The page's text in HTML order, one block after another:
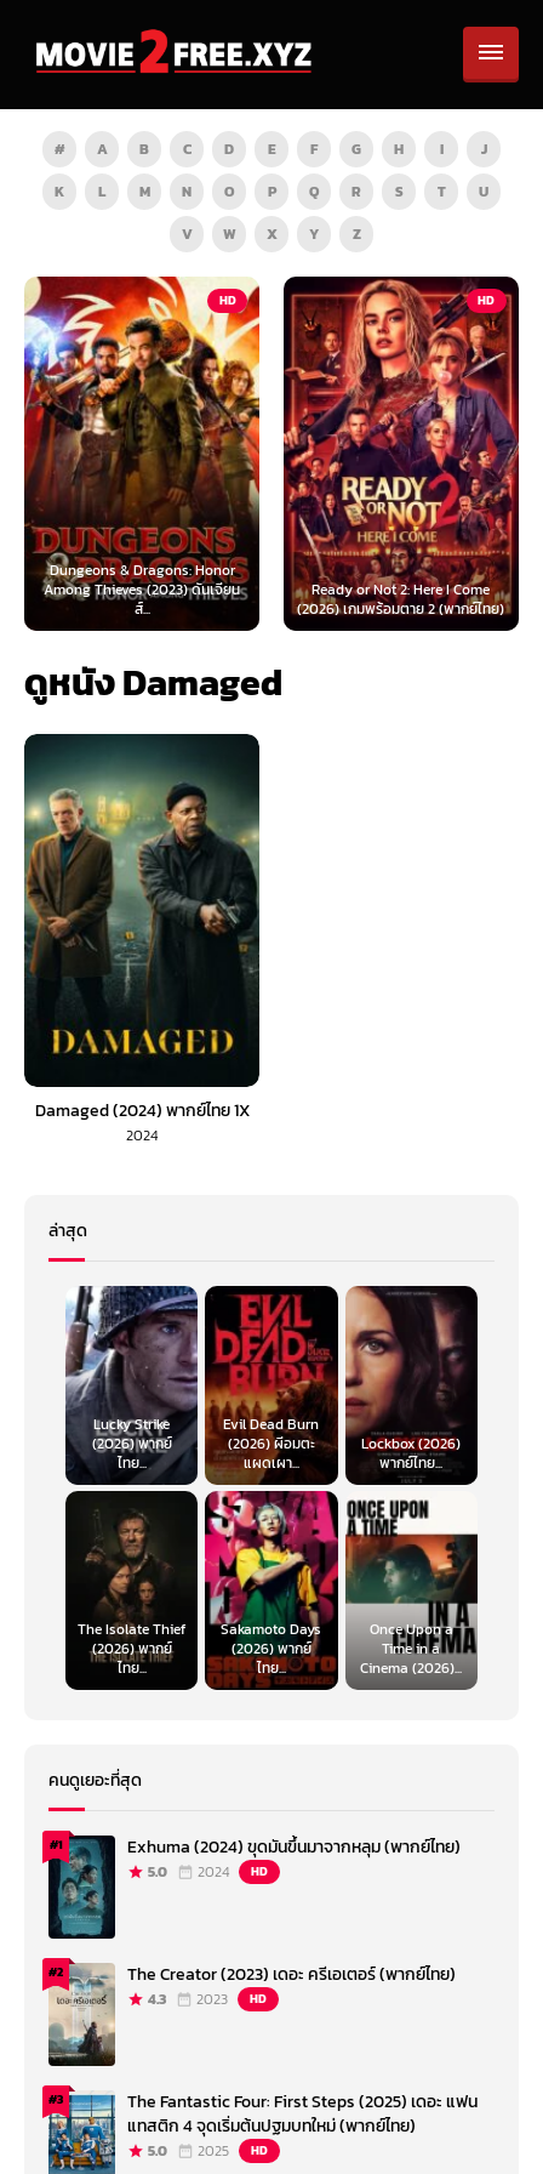
# A B C D E F G H I
J
K
L M N O P Q R S T
U
V
W X Y Z
HD
Dragons: Honor
(2023) ดันเจียน
HD
Ready or Not 2: Here I Come
(2026) เกมพร้อมตาย 2 (พากย์ไทย)
Now You See
(2025) อาช
ดูหนัง Damaged
Damaged (2024) พากย์ไทย 1X
2024
ล่าสุด
Lucky Strike
(2026) พากย์
ไทย...
Evil Dead Burn
(2026) ผีอมตะ
แผดเผา...
Lockbox (2026)
พากย์ไทย...
The Isolate Thief
(2026) พากย์
ไทย...
Sakamoto Days
(2026) พากย์
ไทย...
Once Upon a
Time in a
Cinema (2026)...
คนดูเยอะที่สุด
#1 Exhuma (2024) ขุดมันขึ้นมาจากหลุม (พากย์ไทย)
5.0 2024 HD
#2 The Creator (2023) เดอะ ครีเอเตอร์ (พากย์ไทย)
4.3 2023 HD
#3
The Fantastic Four: First Steps (2025) เดอะ แฟน
แทสติก 4 จุดเริ่มต้นปฐมบทใหม่ (พากย์ไทย)
5.0 2025 HD